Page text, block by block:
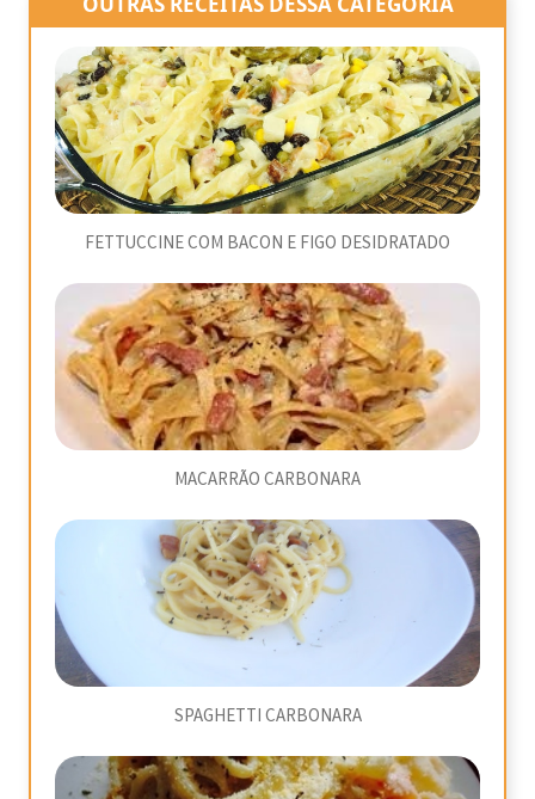
FETTUCCINE COM BACON E FIGO DESIDRATADO
MACARRÃO CARBONARA
SPAGHETTI CARBONARA